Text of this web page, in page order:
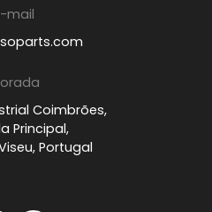
mail
Coimbrões,
Principal,
Portugal